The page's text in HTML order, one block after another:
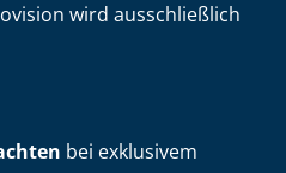
wird ausschließlich
bei exklusivem